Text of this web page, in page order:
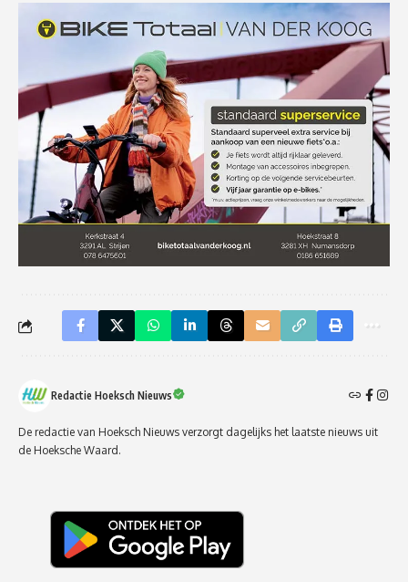
Redactie Hoeksch Nieuws
De redactie van Hoeksch Nieuws verzorgt dagelijks het laatste nieuws uit
de Hoeksche Waard.